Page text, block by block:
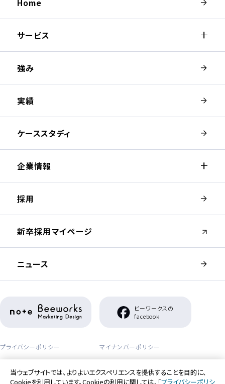
サービス
強み
実績
ケーススタディ
企業情報
採用
新卒採用マイページ
（新しいウィンドウが開きます）
ニュース
（新しいウィンドウが開きます）
ビーワークスの
facebook
プライバシーポリシー マイナンバーポリシー
当ウェブサイトでは、よりよいエクスペリエンスを提供することを目的に、
Cookieを利用しています。Cookieの利用に関しては、「プライバシーポリシ